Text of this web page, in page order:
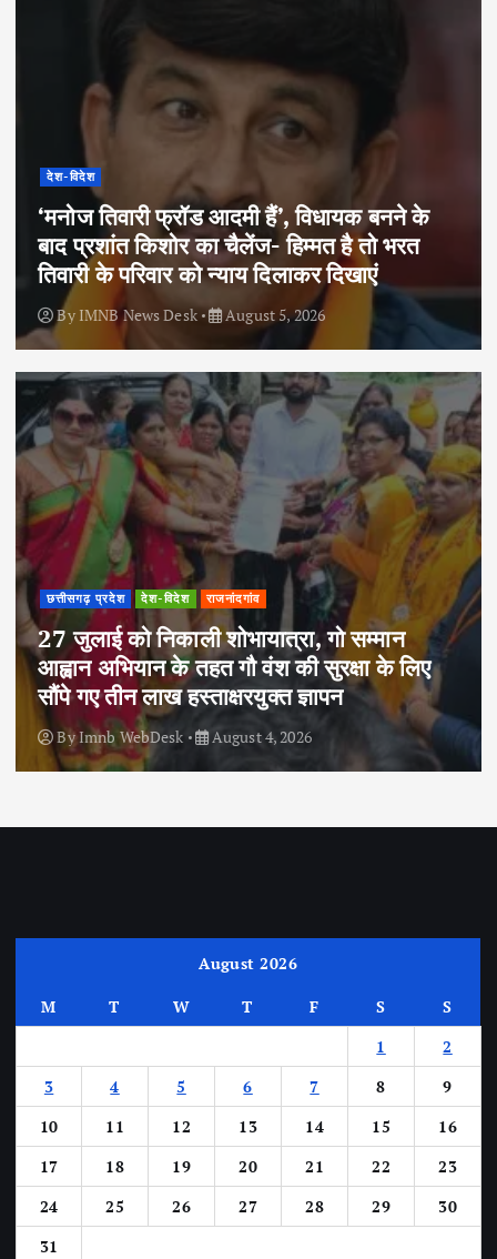
देश-विदेश
‘मनोज तिवारी फ्रॉड आदमी हैं’, विधायक बनने के
बाद प्रशांत किशोर का चैलेंज- हिम्मत है तो भरत
तिवारी के परिवार को न्याय दिलाकर दिखाएं
By IMNB News Desk August 5, 2026
छत्तीसगढ़ प्रदेश देश-विदेश राजनांदगांव
27 जुलाई को निकाली शोभायात्रा, गो सम्मान
आह्वान अभियान के तहत गौ वंश की सुरक्षा के लिए
सौंपे गए तीन लाख हस्ताक्षरयुक्त ज्ञापन
ByImnb WebDesk August 4, 2026
August 2026
M T W T F S
S
1
2
3
4 5 6 7 8
9
10
11 12 13 14 15
16
17
18 19 20 21 22
23
24
25 26 27 28 29
30
31